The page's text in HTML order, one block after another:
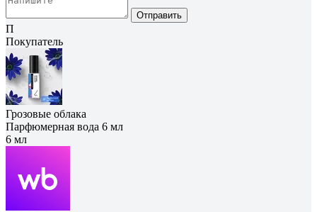
Отправить
П
Покупатель
Грозовые облака
Парфюмерная вода 6 мл
6 мл